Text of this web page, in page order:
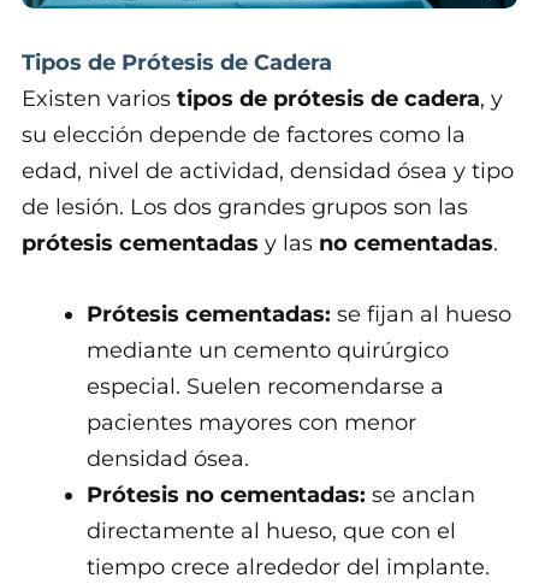
Tipos de Prótesis de Cadera
Existen varios tipos de prótesis de cadera, y
su elección depende de factores como la
edad, nivel de actividad, densidad ósea y tipo
de lesión. Los dos grandes grupos son las
prótesis cementadas y las no cementadas.
Prótesis cementadas: se fijan al hueso
mediante un cemento quirúrgico
especial. Suelen recomendarse a
pacientes mayores con menor
densidad ósea.
Prótesis no cementadas: se anclan
directamente al hueso, que con el
tiempo crece alrededor del implante.